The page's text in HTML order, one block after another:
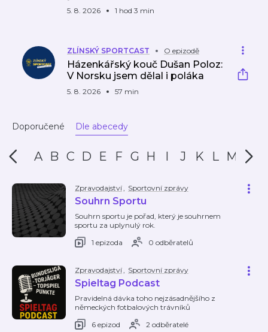
5. 8. 2026 1 hod 3 min
ZLÍNSKÝ SPORTCAST O epizodě
Házenkářský kouč Dušan Poloz:
V Norsku jsem dělal i poláka
5. 8. 2026 57 min
Doporučené Dle abecedy
A B C D E F G H I J K L M N
Zpravodajství, Sportovní zprávy
Souhrn Sportu
Souhrn sportu je pořad, který je souhrnem
sportu za uplynulý rok.
1 epizoda
0 odběratelů
Zpravodajství, Sportovní zprávy
Spieltag Podcast
Pravidelná dávka toho nejzásadnějšího z
německých fotbalových trávníků
6 epizod
2 odběratelé